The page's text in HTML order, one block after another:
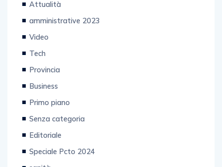
amministrative 2023
Video
Tech
Provincia
Business
Primo piano
Senza categoria
Editoriale
Speciale Pcto 2024
sanità